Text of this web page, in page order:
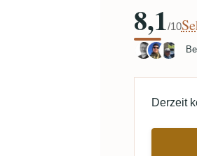
8,1/10
Derzeit